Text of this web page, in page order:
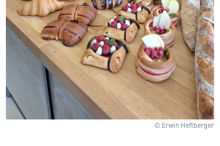
© Erwin Heftberger